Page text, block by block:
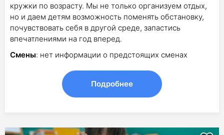
кружки по возрасту. Мы не только организуем отдых,
но и даем детям возможность поменять обстановку,
почувствовать себя в другой среде, запастись
впечатлениями на год вперед.
Смены: нет информации о предстоящих сменах
Подробнее